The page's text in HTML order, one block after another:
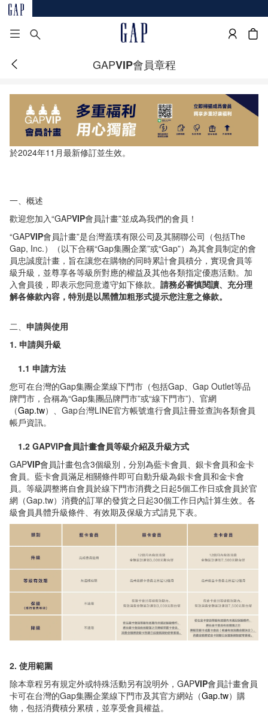
GAPVIP會員章程
於2024年11月最新修訂並生效。
一、概述
歡迎您加入“GAPVIP會員計畫”並成為我們的會員！
“GAPVIP會員計畫”是台灣蓋璞有限公司及其關聯公司（包括The
Gap, Inc.）（以下合稱“Gap集團企業”或“Gap”）為其會員制定的會
員忠誠度計畫，旨在讓您在購物的同時累計會員積分，實現會員等
級升級，並尊享各等級所對應的權益及其他各類指定優惠活動。加
入會員後，即表示您同意遵守如下條款。 請務必審慎閱讀、充分理
解各條款內容，特別是以黑體加粗形式提示您注意之條款。
二、 申請與使用
1. 申請與升級
1.1 申請方法
您可在台灣的Gap集團企業線下門市（包括Gap、Gap Outlet等品
牌門市，合稱為“Gap集團品牌門市”或“線下門市”)、官網
（Gap.tw）、Gap台灣LINE官方帳號進行會員註冊並查詢各類會員
帳戶資訊。
1.2 GAPVIP會員計畫會員等級介紹及升級方式
GAPVIP會員計畫包含3個級別，分別為藍卡會員、銀卡會員和金卡
會員。藍卡會員滿足相關條件即可自動升級為銀卡會員和金卡會
員。等級調整將自會員於線下門市消費之日起5個工作日或會員於官
網（Gap.tw）消費的訂單的發貨之日起30個工作日內計算生效。各
級會員具體升級條件、有效期及保級方式請見下表。
2. 使用範圍
除本章程另有規定外或特殊活動另有說明外，GAPVIP會員計畫會員
卡可在台灣的Gap集團企業線下門市及其官方網站（Gap.tw）購
物，包括消費積分累積，並享受會員權益。